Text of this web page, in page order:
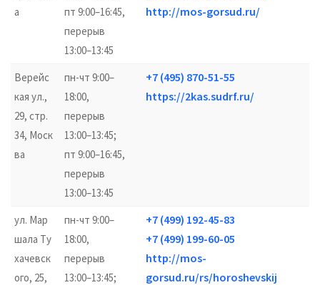
а
пт 9:00–16:45,
перерыв
13:00–13:45
http://mos-gorsud.ru/
Верейс
кая ул.,
29, стр.
34, Моск
ва
пн-чт 9:00–
18:00,
перерыв
13:00–13:45;
пт 9:00–16:45,
перерыв
13:00–13:45
+7 (495) 870-51-55
https://2kas.sudrf.ru/
ул. Мар
шала Ту
хачевск
ого, 25,
пн-чт 9:00–
18:00,
перерыв
13:00–13:45;
+7 (499) 192-45-83
+7 (499) 199-60-05
http://mos-
gorsud.ru/rs/horoshevskij